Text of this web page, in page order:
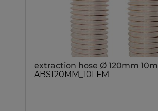
extraction hose Ø 120mm 10m
ABS120MM_10LFM